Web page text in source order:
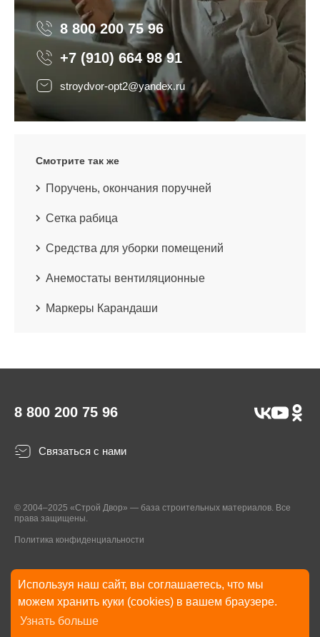
Используя наш сайт, вы соглашаетесь, что мы
можем хранить куки (cookies) в вашем браузере.
Узнать больше
8 800 200 75 96 8 800 200 75 96
+7 (910) 664 98 91
stroydvor-opt2@yandex.ru
Смотрите так же
Поручень, окончания поручней
Сетка рабица
Средства для уборки помещений
Анемостаты вентиляционные
Маркеры Карандаши
8 800 200 75 96
Связаться с нами
© 2004–2025 «Строй Двор» — база строительных материалов. Все
права защищены.
Политика конфиденциальности
* Указанные на Сайте цены, комплектации, описания и технические
характеристики могут быть изменены в любое время без уведомления
пользователей Сайта. Внешний вид товаров и упаковки может